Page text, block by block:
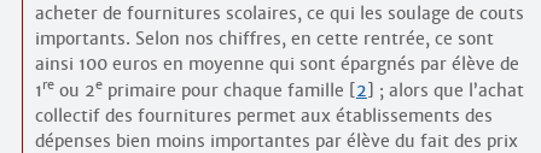
acheter de fournitures scolaires, ce qui les soulage de couts
importants. Selon nos chiffres, en cette rentrée, ce sont
ainsi 100 euros en moyenne qui sont épargnés par élève de
1reou 2eprimaire pour chaque famille [2] ; alors que l’achat
collectif des fournitures permet aux établissements des
dépenses bien moins importantes par élève du fait des prix